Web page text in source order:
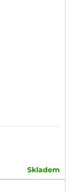
Skladem